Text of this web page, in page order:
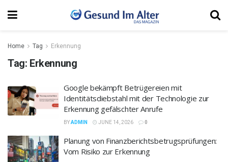
Home Tag Erkennung
Tag: Erkennung
Google bekämpft Betrügereien mit
Identitätsdiebstahl mit der Technologie zur
Erkennung gefälschter Anrufe
BYADMIN JUNE 14, 2026 0
Planung von Finanzberichtsbetrugsprüfungen:
Vom Risiko zur Erkennung